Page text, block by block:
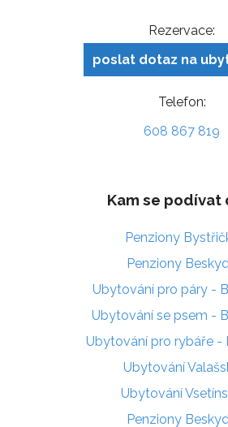
Rezervace:
poslat dotaz na
Telefon:
608 867 819
Kam se podívat
Penziony
Penziony
Ubytování pro páry -
Ubytování se psem -
Ubytování pro rybáře -
Ubytování
Ubytování
Penziony